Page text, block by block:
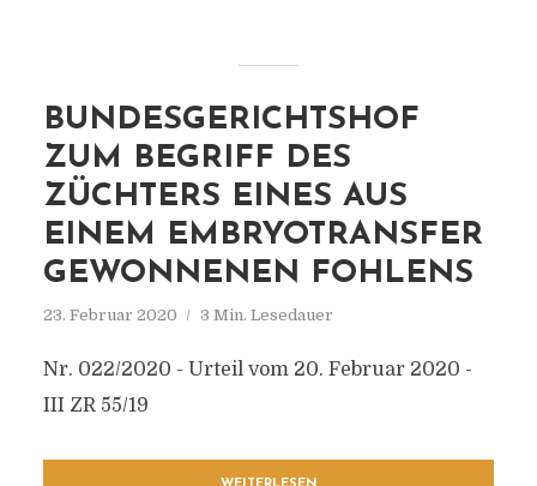
BUNDESGERICHTSHOF
ZUM BEGRIFF DES
ZÜCHTERS EINES AUS
EINEM EMBRYOTRANSFER
GEWONNENEN FOHLENS
23. Februar 2020 3 Min. Lesedauer
Nr. 022/2020 - Urteil vom 20. Februar 2020 -
III ZR 55/19